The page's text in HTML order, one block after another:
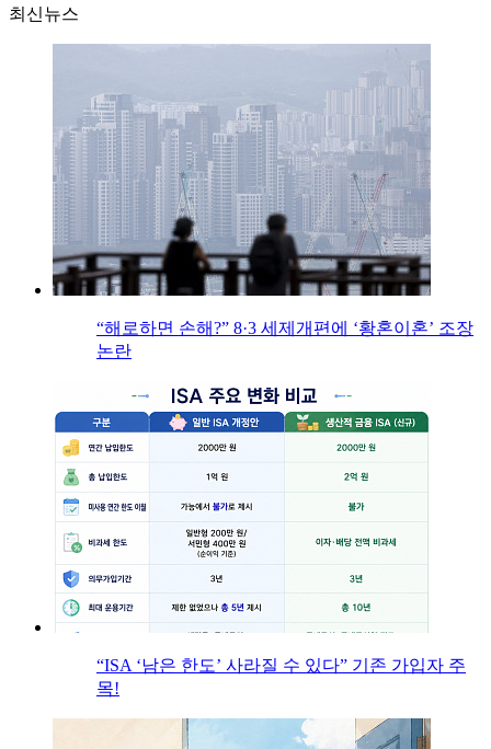
최신뉴스
“해로하면 손해?” 8·3 세제개편에 ‘황혼이혼’ 조장
논란
“ISA ‘남은 한도’ 사라질 수 있다” 기존 가입자 주
목!